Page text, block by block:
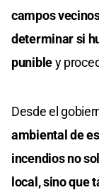
campos
determinar si
punibley
Desde el
ambiental de
incendios no
local, sino que